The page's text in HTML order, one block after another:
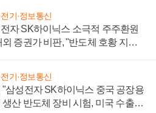
기·정보통신
자 SK하이닉스 소극적 주주환원
외 증권가 비판, "반도체 호황 지속
기·정보통신
"삼성전자 SK하이닉스 중국 공장용
생산 반도체 장비 시험, 미국 수출통